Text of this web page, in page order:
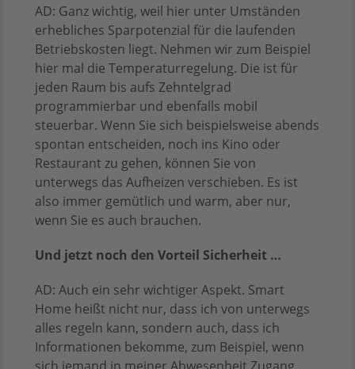
AD: Ganz wichtig, weil hier unter Umständen
erhebliches Sparpotenzial für die laufenden
Betriebskosten liegt. Nehmen wir zum Beispiel
hier mal die Temperaturregelung. Die ist für
jeden Raum bis aufs Zehntelgrad
programmierbar und ebenfalls mobil
steuerbar. Wenn Sie sich beispielsweise abends
spontan entscheiden, noch ins Kino oder
Restaurant zu gehen, können Sie von
unterwegs das Aufheizen verschieben. Es ist
also immer gemütlich und warm, aber nur,
wenn Sie es auch brauchen.
Und jetzt noch den Vorteil Sicherheit …
AD: Auch ein sehr wichtiger Aspekt. Smart
Home heißt nicht nur, dass ich von unterwegs
alles regeln kann, sondern auch, dass ich
Informationen bekomme, zum Beispiel, wenn